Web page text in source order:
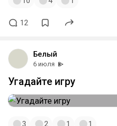
12
Белый
6 июля
Угадайте игру
3 2 1 1